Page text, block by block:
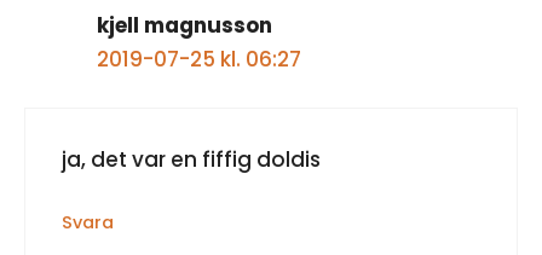
kjell magnusson
2019-07-25 kl. 06:27
ja, det var en fiffig doldis
Svara